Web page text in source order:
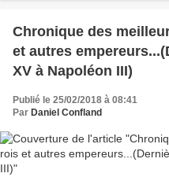
Chronique des
et autres
XV à Napoléon III)
Publié le 25/02/2018 à 08:41
Par Daniel Confland